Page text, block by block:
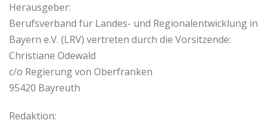
Herausgeber:
Berufsverband für Landes- und Regionalentwicklung in
Bayern e.V. (LRV) vertreten durch die Vorsitzende:
Christiane Odewald
c/o Regierung von Oberfranken
95420 Bayreuth
Redaktion: